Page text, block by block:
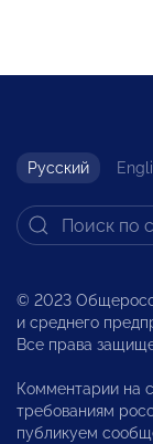
Русский
© 2023
и среднего
Все права
Комментарии на
требованиям
публикуем